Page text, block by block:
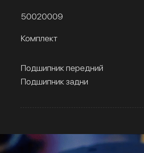
50020009
Комплект
Подшипник передний
Подшипник задни